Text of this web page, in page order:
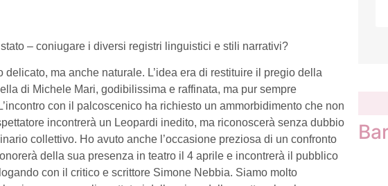
– coniugare i diversi registri linguistici e stili narrativi?
delicato, ma anche naturale. L’idea era di restituire il pregio della
di Michele Mari, godibilissima e raffinata, ma pur sempre
con il palcoscenico ha richiesto un ammorbidimento che non
incontrerà un Leopardi inedito, ma riconoscerà senza dubbio
collettivo. Ho avuto anche l’occasione preziosa di un confronto
della sua presenza in teatro il 4 aprile e incontrerà il pubblico
con il critico e scrittore Simone Nebbia. Siamo molto